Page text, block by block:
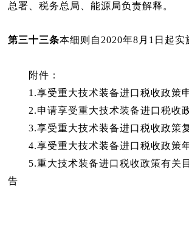
总署、税务总局、能源局负责解释。
第三十三条本细则自 2020年8 月 1 日起实
附件：
1.享受重大技术装备进口税收政策
2.申请享受重大技术装备进口税收
3.享受重大技术装备进口税收政策
4.享受重大技术装备进口税收政策
5.重大技术装备进口税收政策有关
告